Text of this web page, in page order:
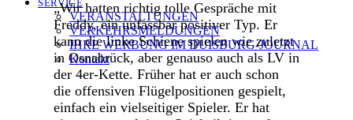
SERVICE
VERANSTALTUNGEN
VERKEHRSMELDUNGEN
IHRE WERBUNG IM DUISBURG-JOURNAL
Kontakt
„Wir hatten richtig tolle Gespräche mit
Freddy, ein unfassbar positiver Typ. Er
kann die linke Schiene spielen wie zuletzt
in Osnabrück, aber genauso auch als LV in
der 4er-Kette. Früher hat er auch schon
die offensiven Flügelpositionen gespielt,
einfach ein vielseitiger Spieler. Er hat